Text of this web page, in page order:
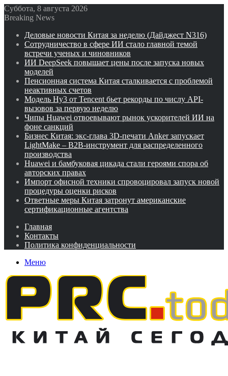
Суббота, 8 августа 2026
Breaking News
Деловые новости Китая за неделю (Дайджест N316)
Сотрудничество в сфере ИИ стало главной темой
встречи ученых и чиновников
ИИ DeepSeek повышает цены после запуска новых
моделей
Пенсионная система Китая сталкивается с проблемой
неактивных счетов
Модель Hy3 от Tencent бьет рекорды по числу API-
вызовов за первую неделю
Чипы Huawei отвоевывают рынок ускорителей ИИ на
фоне санкций
Бизнес Китая: экс-глава 3D-печати Anker запускает
LightMake – B2B-инструмент для распределенного
производства
Huawei и бамбуковая цикада стали героями спора об
авторских правах
Импорт офисной техники спровоцировал запуск новой
процедуры оценки рисков
Ответные меры Китая затронут американские
сертификационные агентства
Главная
Контакты
Политика конфиденциальности
Меню